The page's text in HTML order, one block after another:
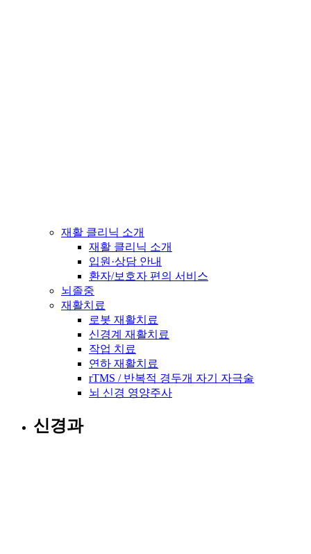
재활 클리닉 소개
재활 클리닉 소개
입원·상담 안내
환자/보호자 편의 서비스
뇌졸중
재활치료
로봇 재활치료
신경계 재활치료
작업 치료
연하 재활치료
rTMS / 반복적 경두개 자기 자극술
뇌 신경 영양주사
신경과